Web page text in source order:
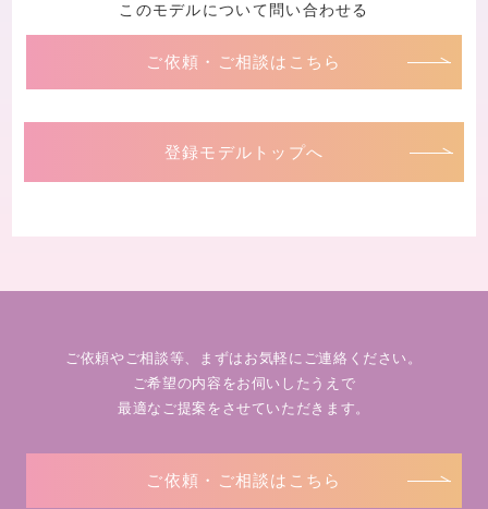
このモデルについて問い合わせる
ご依頼・ご相談はこちら
登録モデルトップへ
ご依頼やご相談等、まずはお気軽にご連絡ください。
ご希望の内容をお伺いしたうえで
最適なご提案をさせていただきます。
ご依頼・ご相談はこちら